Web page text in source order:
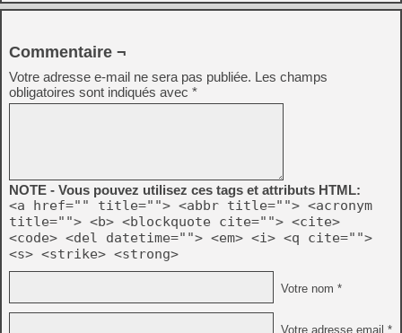
Commentaire ¬
Votre adresse e-mail ne sera pas publiée. Les champs
obligatoires sont indiqués avec *
NOTE - Vous pouvez utilisez ces tags et attributs HTML:
<a href="" title=""> <abbr title=""> <acronym
title=""> <b> <blockquote cite=""> <cite>
<code> <del datetime=""> <em> <i> <q cite="">
<s> <strike> <strong>
Votre nom *
Votre adresse email *